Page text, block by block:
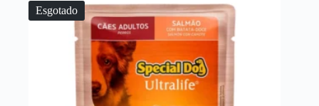
Esgotado